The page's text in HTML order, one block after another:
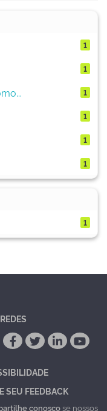
1
1
1
1
1
1
1
SEU FEEDBACK
conoscose nossos